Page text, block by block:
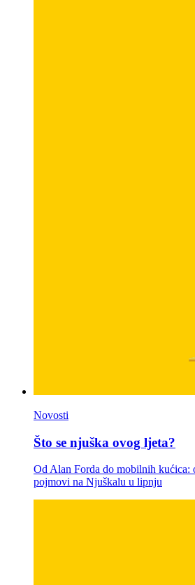
Novosti
Što se njuška ovog ljeta?
Od Alan Forda do mobilnih kućica:
pojmovi na Njuškalu u lipnju